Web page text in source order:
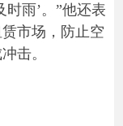
雨’。”他还表
市场，防止空
击。